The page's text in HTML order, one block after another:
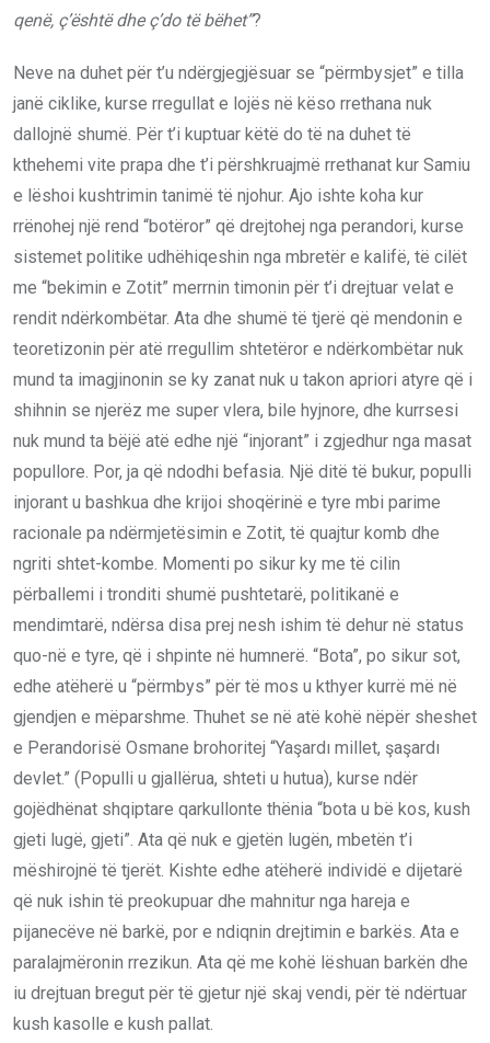
qenë, ç’është dhe ç’do të bëhet”?
Neve na duhet për t’u ndërgjegjësuar se “përmbysjet” e tilla
janë ciklike, kurse rregullat e lojës në këso rrethana nuk
dallojnë shumë. Për t’i kuptuar këtë do të na duhet të
kthehemi vite prapa dhe t’i përshkruajmë rrethanat kur Samiu
e lëshoi kushtrimin tanimë të njohur. Ajo ishte koha kur
rrënohej një rend “botëror” që drejtohej nga perandori, kurse
sistemet politike udhëhiqeshin nga mbretër e kalifë, të cilët
me “bekimin e Zotit” merrnin timonin për t’i drejtuar velat e
rendit ndërkombëtar. Ata dhe shumë të tjerë që mendonin e
teoretizonin për atë rregullim shtetëror e ndërkombëtar nuk
mund ta imagjinonin se ky zanat nuk u takon apriori atyre që i
shihnin se njerëz me super vlera, bile hyjnore, dhe kurrsesi
nuk mund ta bëjë atë edhe një “injorant” i zgjedhur nga masat
popullore. Por, ja që ndodhi befasia. Një ditë të bukur, populli
injorant u bashkua dhe krijoi shoqërinë e tyre mbi parime
racionale pa ndërmjetësimin e Zotit, të quajtur komb dhe
ngriti shtet-kombe. Momenti po sikur ky me të cilin
përballemi i tronditi shumë pushtetarë, politikanë e
mendimtarë, ndërsa disa prej nesh ishim të dehur në status
quo-në e tyre, që i shpinte në humnerë. “Bota”, po sikur sot,
edhe atëherë u “përmbys” për të mos u kthyer kurrë më në
gjendjen e mëparshme. Thuhet se në atë kohë nëpër sheshet
e Perandorisë Osmane brohoritej “Yaşardı millet, şaşardı
devlet.” (Populli u gjallërua, shteti u hutua), kurse ndër
gojëdhënat shqiptare qarkullonte thënia “bota u bë kos, kush
gjeti lugë, gjeti”. Ata që nuk e gjetën lugën, mbetën t’i
mëshirojnë të tjerët. Kishte edhe atëherë individë e dijetarë
që nuk ishin të preokupuar dhe mahnitur nga hareja e
pijanecëve në barkë, por e ndiqnin drejtimin e barkës. Ata e
paralajmëronin rrezikun. Ata që me kohë lëshuan barkën dhe
iu drejtuan bregut për të gjetur një skaj vendi, për të ndërtuar
kush kasolle e kush pallat.